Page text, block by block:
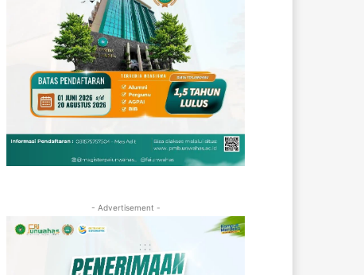
- Advertisement -